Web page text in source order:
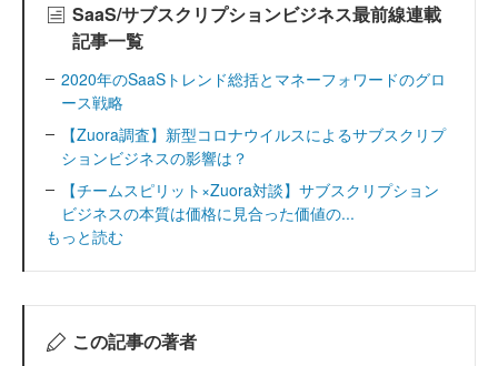
SaaS/サブスクリプションビジネス最前線連載
記事一覧
2020年のSaaSトレンド総括とマネーフォワードのグロ
ース戦略
【Zuora調査】新型コロナウイルスによるサブスクリプ
ションビジネスの影響は？
【チームスピリット×Zuora対談】サブスクリプション
ビジネスの本質は価格に見合った価値の...
もっと読む
この記事の著者